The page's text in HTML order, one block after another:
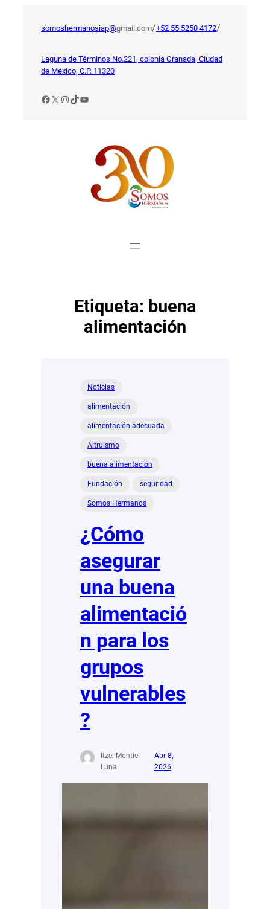
somoshermanosiap@gmail.com/+52 55 5250 4172/
Laguna de Términos No.221, colonia Granada, Ciudad
de México, C.P. 11320
Facebook
X Instagram
TikTok
YouTube
Etiqueta: buena
alimentación
Noticias
alimentación
alimentación adecuada
Altruismo
buena alimentación
Fundación seguridad
Somos Hermanos
¿Cómo
asegurar
una buena
alimentació
n para los
grupos
vulnerables
?
Itzel Montiel
Luna
Abr 8,
2026